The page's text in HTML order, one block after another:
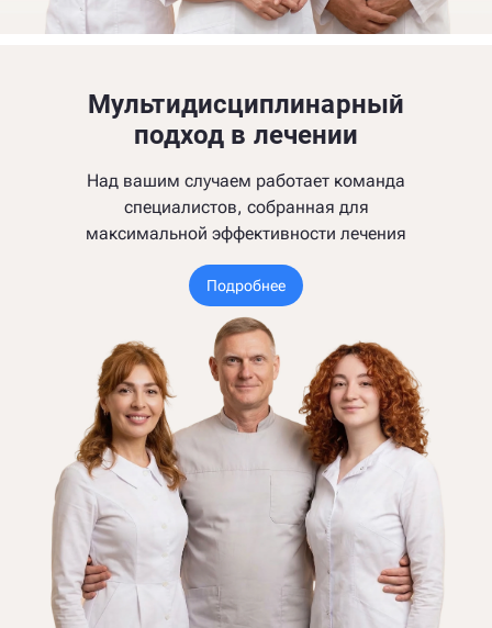
Мультидисциплинарный
подход в лечении
Над вашим случаем работает команда
специалистов, собранная для
максимальной эффективности лечения
Подробнее